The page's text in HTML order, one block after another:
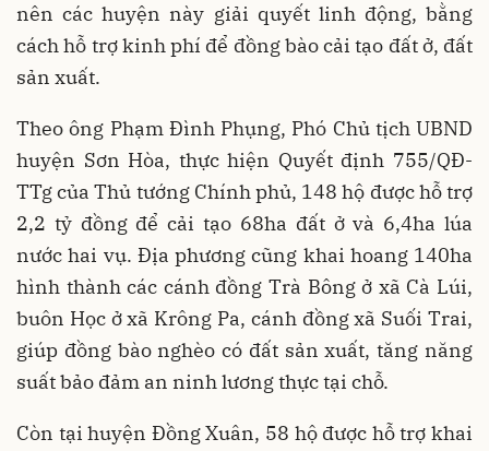
nên các huyện này giải quyết linh động, bằng
cách hỗ trợ kinh phí để đồng bào cải tạo đất ở, đất
sản xuất.
Theo ông Phạm Đình Phụng, Phó Chủ tịch UBND
huyện Sơn Hòa, thực hiện Quyết định 755/QĐ-
TTg của Thủ tướng Chính phủ, 148 hộ được hỗ trợ
2,2 tỷ đồng để cải tạo 68ha đất ở và 6,4ha lúa
nước hai vụ. Địa phương cũng khai hoang 140ha
hình thành các cánh đồng Trà Bông ở xã Cà Lúi,
buôn Học ở xã Krông Pa, cánh đồng xã Suối Trai,
giúp đồng bào nghèo có đất sản xuất, tăng năng
suất bảo đảm an ninh lương thực tại chỗ.
Còn tại huyện Đồng Xuân, 58 hộ được hỗ trợ khai